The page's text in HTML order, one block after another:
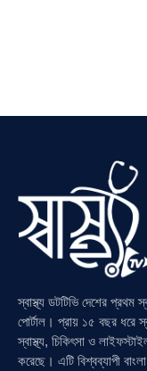
স্বাস্থ্য ডটটিভি দেশের প্রথম
পোর্টাল। প্রায় ১৫ বছর ধরে
স্বাস্থ্য, চিকিৎসা ও
করেছে। এটি বিশ্বব্যাপী